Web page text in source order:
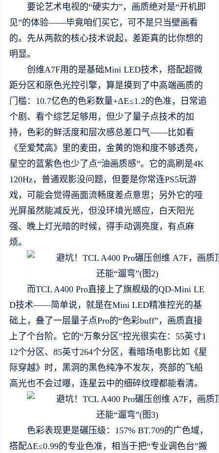
要论艺术电视的“硬实力”，画质绝对是“开机即
见”的体验——毕竟咱们买它，可不是只当壁画看
的。先从两款的核心技术说起，差距真的比你想的
明显。
创维A7F用的是基础Mini LED技术，搭配超微
距分区和原色光控引擎，算是摸到了中高端画质的
门槛：10.7亿色的色彩数量+ΔE≤1.2的色准，日常追
个剧、看个综艺足够用，但少了量子点技术的加
持，色彩的鲜活度和层次感总差口气——比如看
《至爱梵高》里的麦田，金黄的饱和度不够透亮，
星空的蓝紫色也少了点“油画质感”。它的高刷是4K
120Hz，普通观影没问题，但要是你常连PS5玩游
戏，可能会觉得画面流畅度差点意思；另外它的哑
光屏虽然能减反光，但没环境光感应，白天阳光
强、晚上灯光暗的时候，得手动调亮度，有点麻
烦。
而TCL A400 Pro直接上了旗舰级的QD-Mini LE
D技术——简单说，就是在Mini LED精准控光的基
础上，叠了一层量子点Pro的“色彩buff”，画质直接
上了个台阶。它的“万象分区”控光很实在：55英寸1
12个分区、85英寸264个分区，看暗场电影比如《星
际穿越》时，黑洞的黑色纯净不发灰，亮部的飞船
高光也不会过曝，连星云中的细碎纹理都能看清。
色彩表现更是碾压级：157% BT.709的广色域，
搭配ΔE≤0.99的专业色准，相当于把“专业调色台”搬